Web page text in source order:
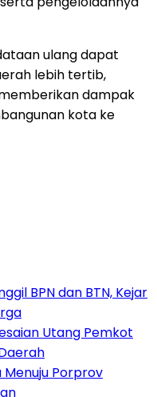
ulang dapat
lebih tertib,
dampak
kota ke
BPN dan BTN, Kejar
Utang Pemkot
Porprov